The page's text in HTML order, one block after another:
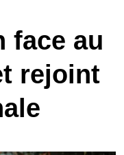
face au
rejoint